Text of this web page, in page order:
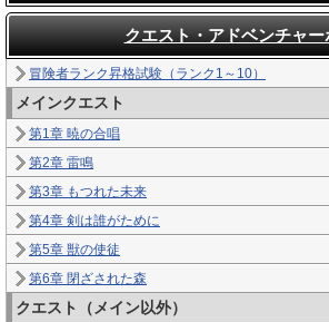
クエスト・アドベンチャー
冒険者ランク昇格試験（ランク1～10）
メインクエスト
第1章 暁の合唱
第2章 雷鳴
第3章 もつれた未来
第4章 剣は誰がために
第5章 獣の使徒
第6章 閉ざされた森
クエスト（メイン以外）